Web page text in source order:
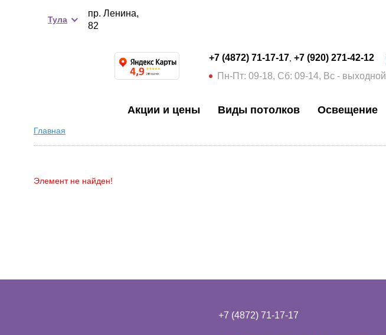
Тула
пр. Ленина,
82
+7 (4872) 71-17-17 +7 (920) 271-42-12
Пн-Пт: 09-18, Сб: 09-14, Вс - выходной
Акции и цены Виды потолков Освещение
Главная
Элемент не найден!
+7 (4872) 71-17-17